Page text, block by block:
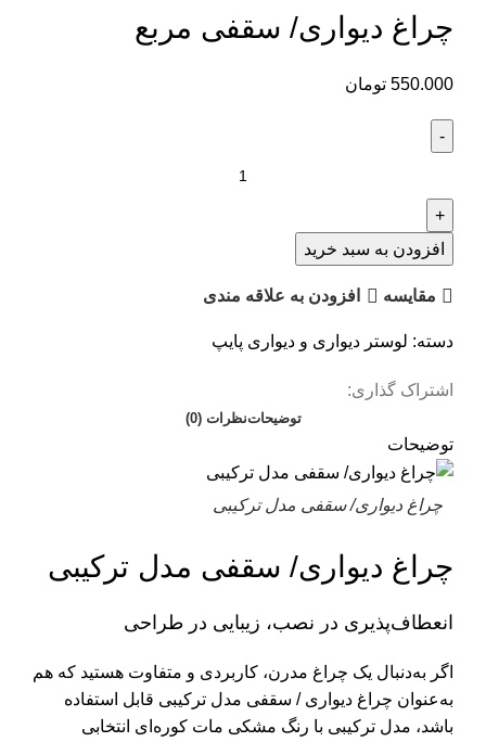
چراغ دیواری/ سقفی مربع
550.000 تومان
افزودن به سبد خرید
مقايسه افزودن به علاقه مندی
دسته: لوستر دیواری و دیواری پایپ
اشتراک گذاری:
توضیحاتنظرات (0)
توضیحات
چراغ دیواری/ سقفی مدل ترکیبی
چراغ دیواری/ سقفی مدل ترکیبی
انعطاف‌پذیری در نصب، زیبایی در طراحی
اگر به‌دنبال یک چراغ مدرن، کاربردی و متفاوت هستید که هم
به‌عنوان چراغ دیواری / سقفی مدل ترکیبی قابل استفاده
باشد، مدل ترکیبی با رنگ مشکی مات کوره‌ای انتخابی